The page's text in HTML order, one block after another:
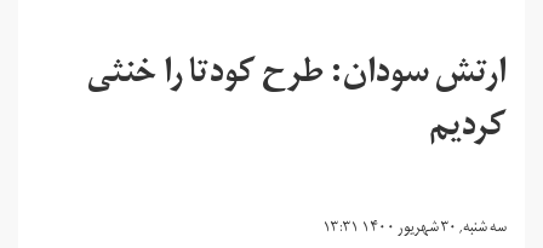
ارتش سودان: طرح کودتا را خنثی
کردیم
سه شنبه, ۳۰ شهریور ۱۴۰۰ ۱۳:۳۱